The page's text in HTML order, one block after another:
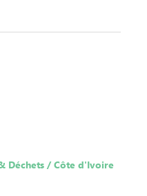
Déchets / Côte d'Ivoire